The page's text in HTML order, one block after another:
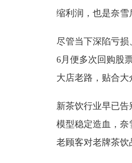
缩利润，也是奈雪
尽管当下深陷亏
6月便多次回购股
大店老路，贴合大
新茶饮行业早已
模型稳定造血，奈
老顾客对老牌茶饮